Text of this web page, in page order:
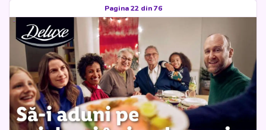
Pagina 22 din 76